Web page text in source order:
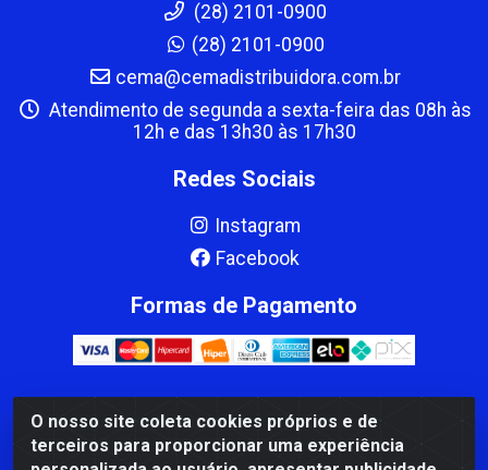
O nosso site coleta cookies próprios e de
terceiros para proporcionar uma experiência
(28) 2101-0900
(28) 2101-0900
cema@cemadistribuidora.com.br
Atendimento de segunda a sexta-feira das 08h às
12h e das 13h30 às 17h30
Redes Sociais
Instagram
Facebook
Formas de Pagamento
CBP MACEDO COMERCIO PEÇAS LTDA Matriz - av Mauro
Miranda Madureira, 1249 - Coramara , Cachoeiro de